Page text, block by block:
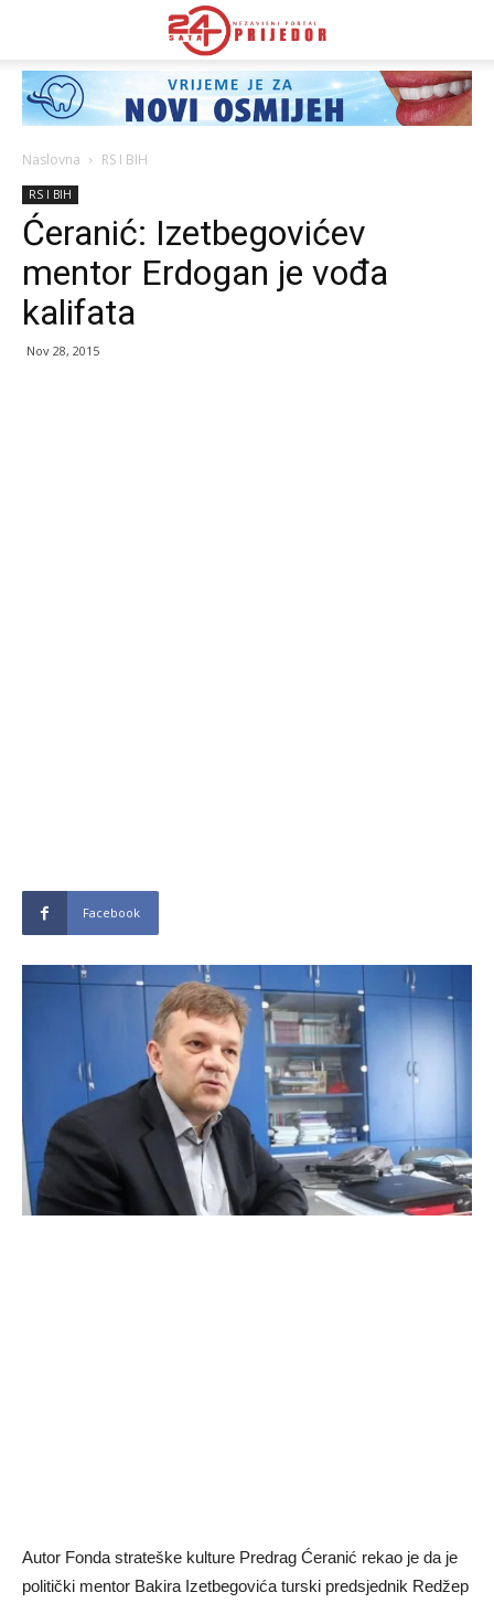
Naslovna RS I BIH
RS I BIH
Ćeranić: Izetbegovićev
mentor Erdogan je vođa
kalifata
Nov 28, 2015
Facebook
Autor Fonda strateške kulture Predrag Ćeranić rekao je da je
politički mentor Bakira Izetbegovića turski predsjednik Redžep